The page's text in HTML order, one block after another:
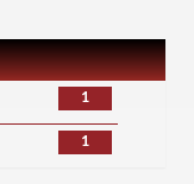
1
1